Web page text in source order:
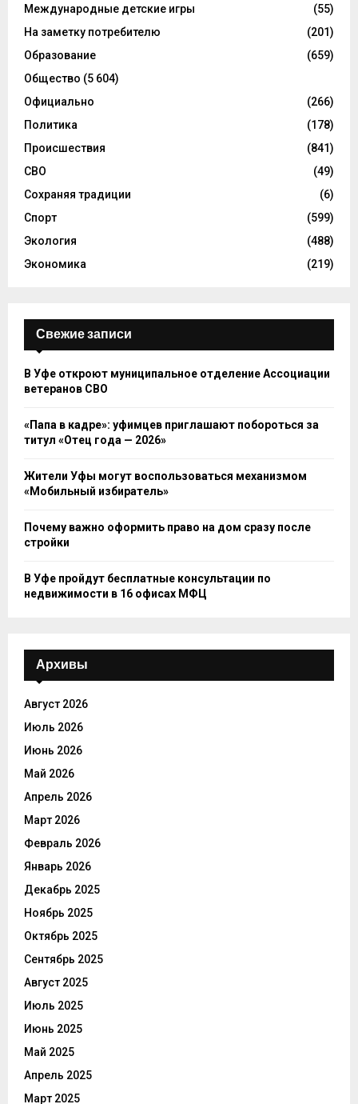
Международные детские игры
(55)
На заметку потребителю
(201)
Образование
(659)
Общество (5 604)
Официально
(266)
Политика
(178)
Происшествия
(841)
СВО
(49)
Сохраняя традиции
(6)
Спорт
(599)
Экология
(488)
Экономика
(219)
Свежие записи
В Уфе откроют муниципальное отделение Ассоциации
ветеранов СВО
«Папа в кадре»: уфимцев приглашают побороться за
титул «Отец года — 2026»
Жители Уфы могут воспользоваться механизмом
«Мобильный избиратель»
Почему важно оформить право на дом сразу после
стройки
В Уфе пройдут бесплатные консультации по
недвижимости в 16 офисах МФЦ
Архивы
Август 2026
Июль 2026
Июнь 2026
Май 2026
Апрель 2026
Март 2026
Февраль 2026
Январь 2026
Декабрь 2025
Ноябрь 2025
Октябрь 2025
Сентябрь 2025
Август 2025
Июль 2025
Июнь 2025
Май 2025
Апрель 2025
Март 2025